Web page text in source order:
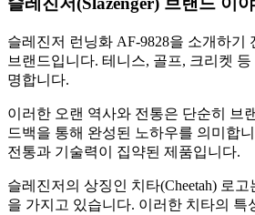
슬레진저 런닝화 AF-9828을 소개하
브랜드입니다. 테니스, 골프, 크리켓
명합니다.
이러한 오랜 역사와 전통은 단순히 브
드백을 통해 완성된 노하우를 의미합
전통과 기술력이 집약된 제품입니다.
슬레진저의 상징인 치타(Cheetah) 로
을 가지고 있습니다. 이러한 치타의